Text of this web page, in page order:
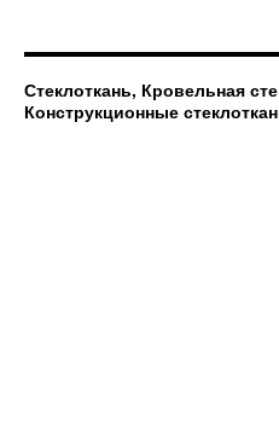
Стеклоткань, Кровельная
Конструкционные